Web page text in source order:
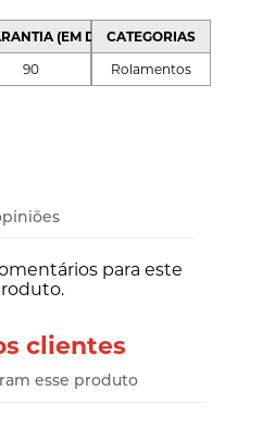
(EM DIAS)
90
CATEGORIAS
Rolamentos
para este
clientes
esse produto